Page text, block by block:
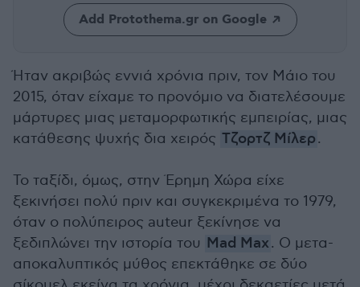
Add Protothema.gr on Google
Ήταν ακριβώς εννιά χρόνια πριν, τον Μάιο του
2015, όταν είχαμε το προνόμιο να διατελέσουμε
μάρτυρες μιας μεταμορφωτικής εμπειρίας, μιας
κατάθεσης ψυχής δια χειρός Τζορτζ Μίλερ.
Το ταξίδι, όμως, στην Έρημη Χώρα είχε
ξεκινήσει πολύ πριν και συγκεκριμένα το 1979,
όταν ο πολύπειρος auteur ξεκίνησε να
ξεδιπλώνει την ιστορία του Mad Max. Ο μετα-
αποκαλυπτικός μύθος επεκτάθηκε σε δύο